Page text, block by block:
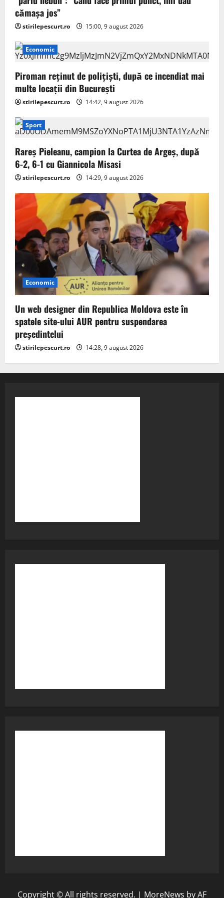
cămașa jos”
stirilepescurt.ro 15:00, 9 august 2026
Economic
Piroman reţinut de poliţişti, după ce incendiat mai
multe locaţii din București
stirilepescurt.ro 14:42, 9 august 2026
Sport
Rareș Pieleanu, campion la Curtea de Argeș, după
6-2, 6-1 cu Giannicola Misasi
stirilepescurt.ro 14:29, 9 august 2026
Economic
Un web designer din Republica Moldova este în
spatele site-ului AUR pentru suspendarea
președintelui
stirilepescurt.ro 14:28, 9 august 2026
Copyright © All rights reserved. | MoreNews by AF